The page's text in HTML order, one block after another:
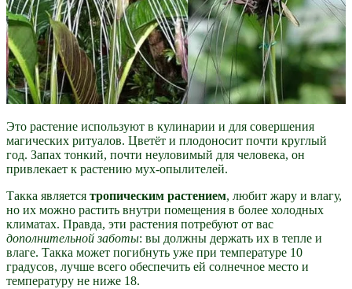
Это растение используют в кулинарии и для совершения
магических ритуалов. Цветёт и плодоносит почти круглый
год. Запах тонкий, почти неуловимый для человека, он
привлекает к растению мух-опылителей.
Такка является тропическим растением, любит жару и влагу,
но их можно растить внутри помещения в более холодных
климатах. Правда, эти растения потребуют от вас
дополнительной заботы: вы должны держать их в тепле и
влаге. Такка может погибнуть уже при температуре 10
градусов, лучше всего обеспечить ей солнечное место и
температуру не ниже 18.